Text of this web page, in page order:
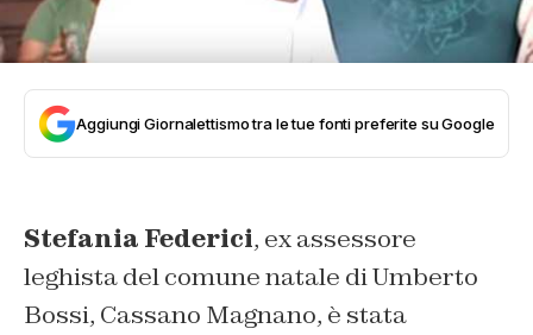
Aggiungi Giornalettismo tra le tue fonti preferite su Google
Stefania Federici, ex assessore
leghista del comune natale di Umberto
Bossi, Cassano Magnano, è stata